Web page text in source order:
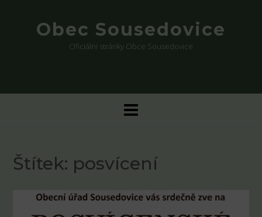
Obec Sousedovice
Oficiální stránky Obce Sousedovice
Štítek: posvícení